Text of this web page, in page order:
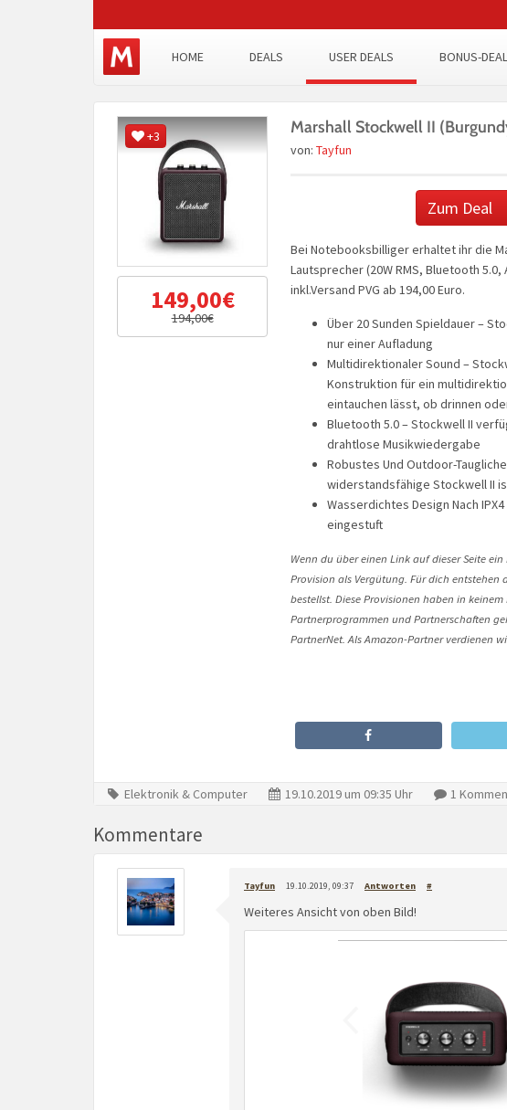
HOME DEALS USER DEALS BONUS-
+3
149,00€
194,00€
Marshall Stockwell II
von: Tayfun
Zum Deal
Bei Notebooksbilliger erhaltet ihr die
Lautsprecher (20W RMS, Bluetooth 5.0,
inkl.Versand PVG ab 194,00 Euro.
Über 20 Sunden Spieldauer –
nur einer Aufladung
Multidirektionaler Sound –
Konstruktion für ein
eintauchen lässt, ob drinnen
Bluetooth 5.0 – Stockwell II
drahtlose Musikwiedergabe
Robustes Und Outdoor-
widerstandsfähige Stockwell II
Wasserdichtes Design Nach
eingestuft
Wenn du über einen Link auf dieser Seite
Provision als Vergütung. Für dich
bestellst. Diese Provisionen haben in
Partnerprogrammen und Partnerschaften
PartnerNet. Als Amazon-Partner verdienen
Elektronik & Computer 19.10.2019 um 09:35 Uhr 1
Kommentare
Tayfun 19.10.2019, 09:37 Antworten #
Weiteres Ansicht von oben Bild!